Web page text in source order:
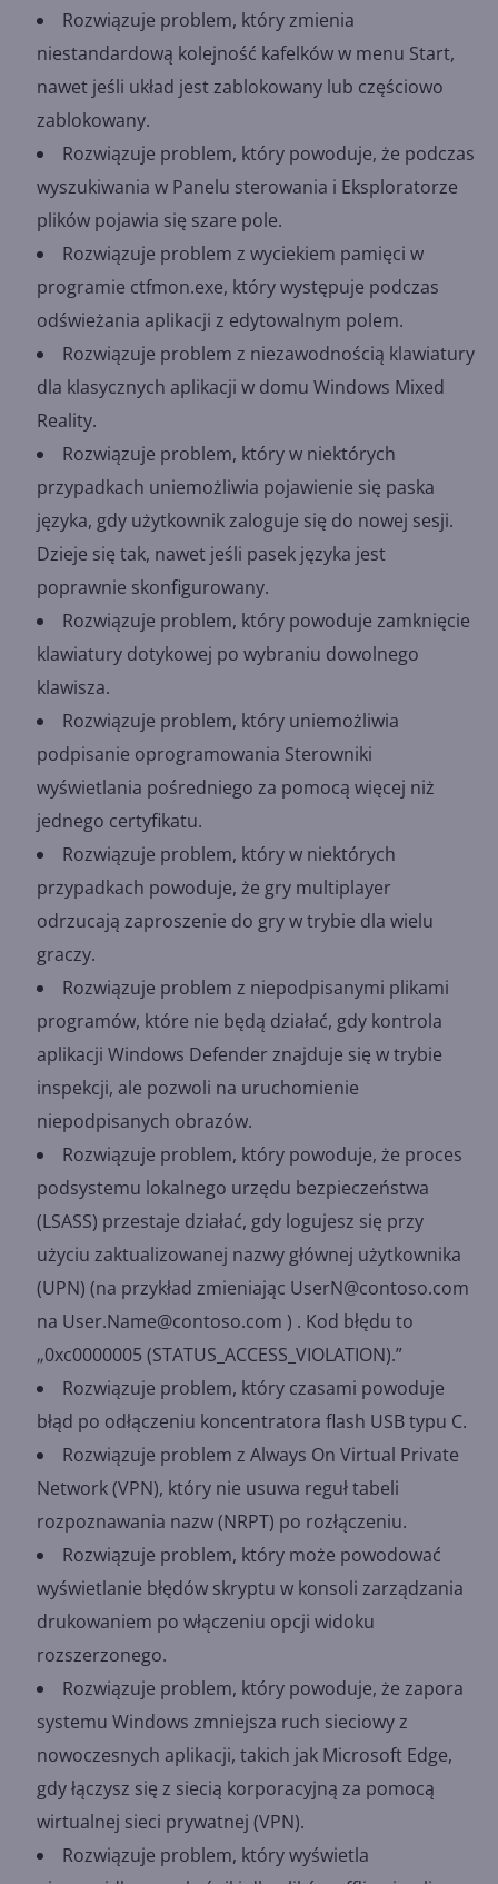
Rozwiązuje problem, który zmienia
niestandardową kolejność kafelków w menu Start,
nawet jeśli układ jest zablokowany lub częściowo
zablokowany.
Rozwiązuje problem, który powoduje, że podczas
wyszukiwania w Panelu sterowania i Eksploratorze
plików pojawia się szare pole.
Rozwiązuje problem z wyciekiem pamięci w
programie ctfmon.exe, który występuje podczas
odświeżania aplikacji z edytowalnym polem.
Rozwiązuje problem z niezawodnością klawiatury
dla klasycznych aplikacji w domu Windows Mixed
Reality.
Rozwiązuje problem, który w niektórych
przypadkach uniemożliwia pojawienie się paska
języka, gdy użytkownik zaloguje się do nowej sesji.
Dzieje się tak, nawet jeśli pasek języka jest
poprawnie skonfigurowany.
Rozwiązuje problem, który powoduje zamknięcie
klawiatury dotykowej po wybraniu dowolnego
klawisza.
Rozwiązuje problem, który uniemożliwia
podpisanie oprogramowania Sterowniki
wyświetlania pośredniego za pomocą więcej niż
jednego certyfikatu.
Rozwiązuje problem, który w niektórych
przypadkach powoduje, że gry multiplayer
odrzucają zaproszenie do gry w trybie dla wielu
graczy.
Rozwiązuje problem z niepodpisanymi plikami
programów, które nie będą działać, gdy kontrola
aplikacji Windows Defender znajduje się w trybie
inspekcji, ale pozwoli na uruchomienie
niepodpisanych obrazów.
Rozwiązuje problem, który powoduje, że proces
podsystemu lokalnego urzędu bezpieczeństwa
(LSASS) przestaje działać, gdy logujesz się przy
użyciu zaktualizowanej nazwy głównej użytkownika
(UPN) (na przykład zmieniając UserN@contoso.com
na User.Name@contoso.com ) . Kod błędu to
„0xc0000005 (STATUS_ACCESS_VIOLATION).”
Rozwiązuje problem, który czasami powoduje
błąd po odłączeniu koncentratora flash USB typu C.
Rozwiązuje problem z Always On Virtual Private
Network (VPN), który nie usuwa reguł tabeli
rozpoznawania nazw (NRPT) po rozłączeniu.
Rozwiązuje problem, który może powodować
wyświetlanie błędów skryptu w konsoli zarządzania
drukowaniem po włączeniu opcji widoku
rozszerzonego.
Rozwiązuje problem, który powoduje, że zapora
systemu Windows zmniejsza ruch sieciowy z
nowoczesnych aplikacji, takich jak Microsoft Edge,
gdy łączysz się z siecią korporacyjną za pomocą
wirtualnej sieci prywatnej (VPN).
Rozwiązuje problem, który wyświetla